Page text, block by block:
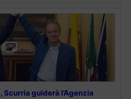
Scurria guiderà l’Agenzia